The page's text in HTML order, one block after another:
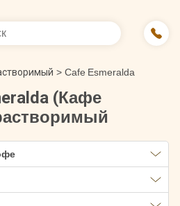
> Cafe Esmeralda
(Кафе